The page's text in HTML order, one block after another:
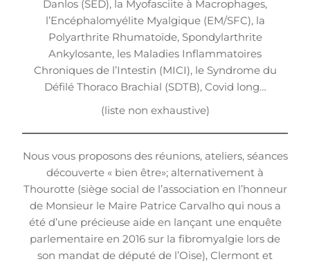
Danlos (SED), la Myofasciite à Macrophages,
l’Encéphalomyélite Myalgique (EM/SFC), la
Polyarthrite Rhumatoïde, Spondylarthrite
Ankylosante, les Maladies Inflammatoires
Chroniques de l’Intestin (MICI), le Syndrome du
Défilé Thoraco Brachial (SDTB), Covid long…
(liste non exhaustive)
Nous vous proposons des réunions, ateliers, séances
découverte « bien être»; alternativement à
Thourotte (siège social de l’association en l’honneur
de Monsieur le Maire Patrice Carvalho qui nous a
été d’une précieuse aide en lançant une enquête
parlementaire en 2016 sur la fibromyalgie lors de
son mandat de député de l’Oise), Clermont et